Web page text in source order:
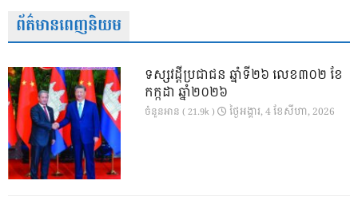
ព័ត៌មានពេញនិយម
ទស្សវដ្តីប្រជាជន ឆ្នាំទី២៦ លេខ៣០២ ខែ
កក្កដា ឆ្នាំ២០២៦
ចំនួនអាន ( 21.9k ) ថ្ងៃ​អង្គារ, 4 ខែ​សីហា, 2026